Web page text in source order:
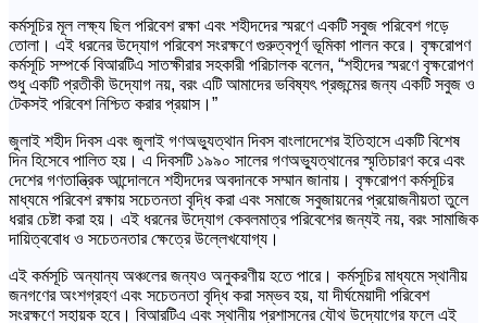
কর্মসূচির মূল লক্ষ্য ছিল পরিবেশ রক্ষা এবং শহীদদের স্মরণে একটি সবুজ পরিবেশ গড়ে
তোলা। এই ধরনের উদ্যোগ পরিবেশ সংরক্ষণে গুরুত্বপূর্ণ ভূমিকা পালন করে। বৃক্ষরোপণ
কর্মসূচি সম্পর্কে বিআরটিএ সাতক্ষীরার সহকারী পরিচালক বলেন, “শহীদের স্মরণে বৃক্ষরোপণ
শুধু একটি প্রতীকী উদ্যোগ নয়, বরং এটি আমাদের ভবিষ্যৎ প্রজন্মের জন্য একটি সবুজ ও
টেকসই পরিবেশ নিশ্চিত করার প্রয়াস।”
জুলাই শহীদ দিবস এবং জুলাই গণঅভ্যুত্থান দিবস বাংলাদেশের ইতিহাসে একটি বিশেষ
দিন হিসেবে পালিত হয়। এ দিবসটি ১৯৯০ সালের গণঅভ্যুত্থানের স্মৃতিচারণ করে এবং
দেশের গণতান্ত্রিক আন্দোলনে শহীদদের অবদানকে সম্মান জানায়। বৃক্ষরোপণ কর্মসূচির
মাধ্যমে পরিবেশ রক্ষায় সচেতনতা বৃদ্ধি করা এবং সমাজে সবুজায়নের প্রয়োজনীয়তা তুলে
ধরার চেষ্টা করা হয়। এই ধরনের উদ্যোগ কেবলমাত্র পরিবেশের জন্যই নয়, বরং সামাজিক
দায়িত্ববোধ ও সচেতনতার ক্ষেত্রে উল্লেখযোগ্য।
এই কর্মসূচি অন্যান্য অঞ্চলের জন্যও অনুকরণীয় হতে পারে। কর্মসূচির মাধ্যমে স্থানীয়
জনগণের অংশগ্রহণ এবং সচেতনতা বৃদ্ধি করা সম্ভব হয়, যা দীর্ঘমেয়াদী পরিবেশ
সংরক্ষণে সহায়ক হবে। বিআরটিএ এবং স্থানীয় প্রশাসনের যৌথ উদ্যোগের ফলে এই